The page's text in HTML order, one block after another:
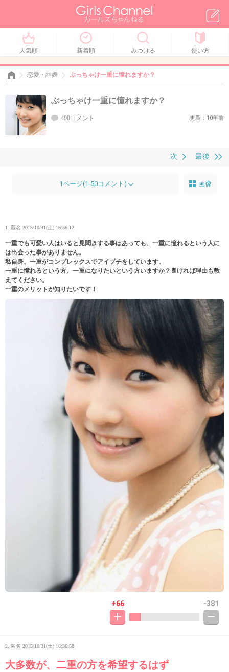
人気順 新着順 みつける 使い方
恋愛・結婚 ぶっちゃけ一重に憧れますか？
ぶっちゃけ一重に憧れますか？
400コメント 更新：10年前
最後
次
1ページ(1-50コメント) 画像
1. 匿名 2015/10/31(土) 16:36:12
一重でも可愛い人はいると見聞きする事はあっても、一重に憧れるという人に
は出会った事がありません。
私自身、一重がコンプレックスでアイプチをしています。
一重に憧れるという方、一重になりたいという方いますか？良ければ理由も教
えてください。
一重のメリットが知りたいです！
+66 -381
2. 匿名 2015/10/31(土) 16:36:58
大多数が、二重の方を希望するはず